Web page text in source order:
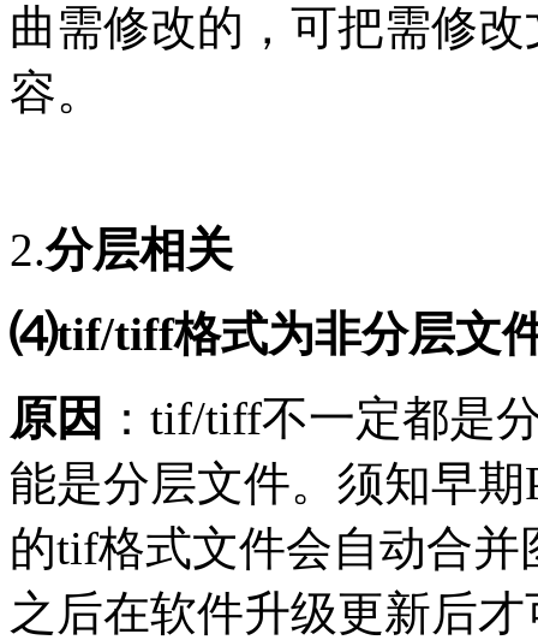
曲需修改的，可把需修
容。
2.分层相关
⑷tif/tiff格式为非分层文
原因 ： tif/tiff不一定都是
能是分层文件。须知早期
的tif格式文件会自动合并
之后在软件升级更新后